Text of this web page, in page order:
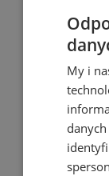
My i